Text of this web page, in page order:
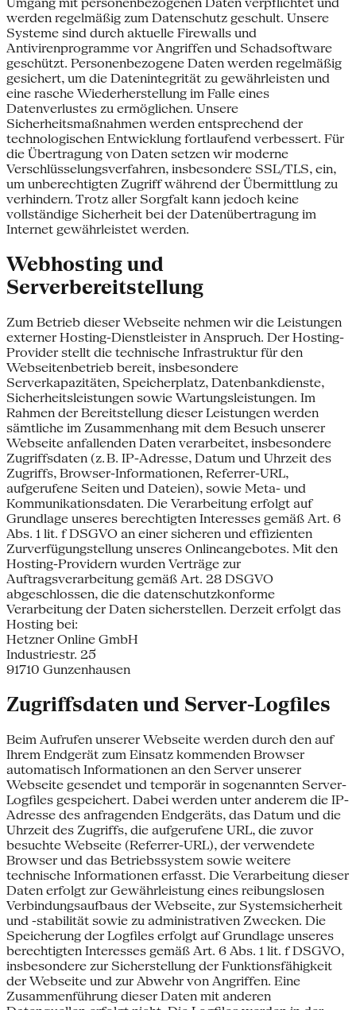
werden regelmäßig zum Datenschutz geschult. Unsere
Systeme sind durch aktuelle Firewalls und
Antivirenprogramme vor Angriffen und Schadsoftware
geschützt. Personenbezogene Daten werden regelmäßig
gesichert, um die Datenintegrität zu gewährleisten und
eine rasche Wiederherstellung im Falle eines
Datenverlustes zu ermöglichen. Unsere
Sicherheitsmaßnahmen werden entsprechend der
technologischen Entwicklung fortlaufend verbessert. Für
die Übertragung von Daten setzen wir moderne
Verschlüsselungsverfahren, insbesondere SSL/TLS, ein,
um unberechtigten Zugriff während der Übermittlung zu
verhindern. Trotz aller Sorgfalt kann jedoch keine
vollständige Sicherheit bei der Datenübertragung im
Internet gewährleistet werden.
Webhosting und
Serverbereitstellung
Zum Betrieb dieser Webseite nehmen wir die Leistungen
externer Hosting-Dienstleister in Anspruch. Der Hosting-
Provider stellt die technische Infrastruktur für den
Webseitenbetrieb bereit, insbesondere
Serverkapazitäten, Speicherplatz, Datenbankdienste,
Sicherheitsleistungen sowie Wartungsleistungen. Im
Rahmen der Bereitstellung dieser Leistungen werden
sämtliche im Zusammenhang mit dem Besuch unserer
Webseite anfallenden Daten verarbeitet, insbesondere
Zugriffsdaten (z. B. IP-Adresse, Datum und Uhrzeit des
Zugriffs, Browser-Informationen, Referrer-URL,
aufgerufene Seiten und Dateien), sowie Meta- und
Kommunikationsdaten. Die Verarbeitung erfolgt auf
Grundlage unseres berechtigten Interesses gemäß Art. 6
Abs. 1 lit. f DSGVO an einer sicheren und effizienten
Zurverfügungstellung unseres Onlineangebotes. Mit den
Hosting-Providern wurden Verträge zur
Auftragsverarbeitung gemäß Art. 28 DSGVO
abgeschlossen, die die datenschutzkonforme
Verarbeitung der Daten sicherstellen. Derzeit erfolgt das
Hosting bei:
Hetzner Online GmbH
Industriestr. 25
91710 Gunzenhausen
Zugriffsdaten und Server-Logfiles
Beim Aufrufen unserer Webseite werden durch den auf
Ihrem Endgerät zum Einsatz kommenden Browser
automatisch Informationen an den Server unserer
Webseite gesendet und temporär in sogenannten Server-
Logfiles gespeichert. Dabei werden unter anderem die IP-
Adresse des anfragenden Endgeräts, das Datum und die
Uhrzeit des Zugriffs, die aufgerufene URL, die zuvor
besuchte Webseite (Referrer-URL), der verwendete
Browser und das Betriebssystem sowie weitere
technische Informationen erfasst. Die Verarbeitung dieser
Daten erfolgt zur Gewährleistung eines reibungslosen
Verbindungsaufbaus der Webseite, zur Systemsicherheit
und -stabilität sowie zu administrativen Zwecken. Die
Speicherung der Logfiles erfolgt auf Grundlage unseres
berechtigten Interesses gemäß Art. 6 Abs. 1 lit. f DSGVO,
insbesondere zur Sicherstellung der Funktionsfähigkeit
der Webseite und zur Abwehr von Angriffen. Eine
Zusammenführung dieser Daten mit anderen